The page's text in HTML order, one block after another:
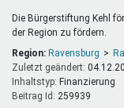
Die Bürgerstiftung Kehl
der Region zu fördern.
Region: Ravensburg
Zuletzt geändert:
Inhaltstyp:
finanzierung
Beitrag Id: 259939